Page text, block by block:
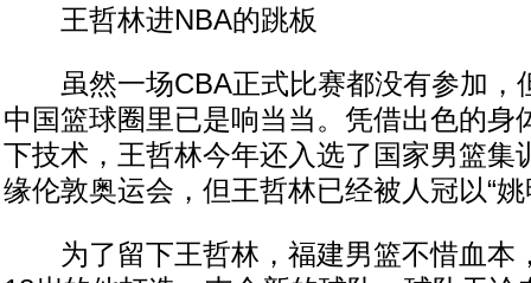
王哲林进NBA的跳板
虽然一场CBA正式比赛都没有参加，
中国篮球圈里已是响当当。凭借出色的身
下技术，王哲林今年还入选了国家男篮集
缘伦敦奥运会，但王哲林已经被人冠以“
为了留下王哲林，福建男篮不惜血本